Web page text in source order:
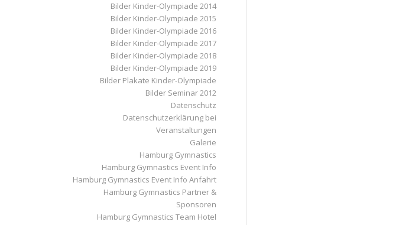
Bilder Kinder-Olympiade 2014
Bilder Kinder-Olympiade 2015
Bilder Kinder-Olympiade 2016
Bilder Kinder-Olympiade 2017
Bilder Kinder-Olympiade 2018
Bilder Kinder-Olympiade 2019
Bilder Plakate Kinder-Olympiade
Bilder Seminar 2012
Datenschutz
Datenschutzerklärung bei
Veranstaltungen
Galerie
Hamburg Gymnastics
Hamburg Gymnastics Event Info
Hamburg Gymnastics Event Info Anfahrt
Hamburg Gymnastics Partner &
Sponsoren
Hamburg Gymnastics Team Hotel